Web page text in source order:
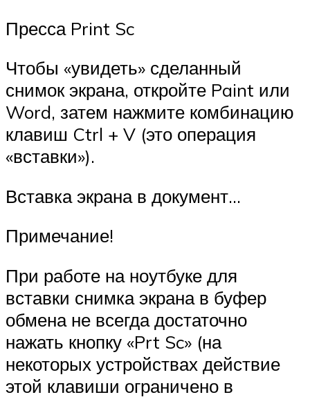
Пресса Print Sc
Чтобы «увидеть» сделанный
снимок экрана, откройте Paint или
Word, затем нажмите комбинацию
клавиш Ctrl + V (это операция
«вставки»).
Вставка экрана в документ…
Примечание!
При работе на ноутбуке для
вставки снимка экрана в буфер
обмена не всегда достаточно
нажать кнопку «Prt Sc» (на
некоторых устройствах действие
этой клавиши ограничено в